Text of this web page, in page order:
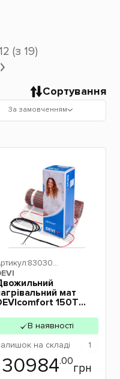
(з 19)
Сортування
За замовченням
830305
мат
150T
В наявності
на складі 1
30984.00
грн